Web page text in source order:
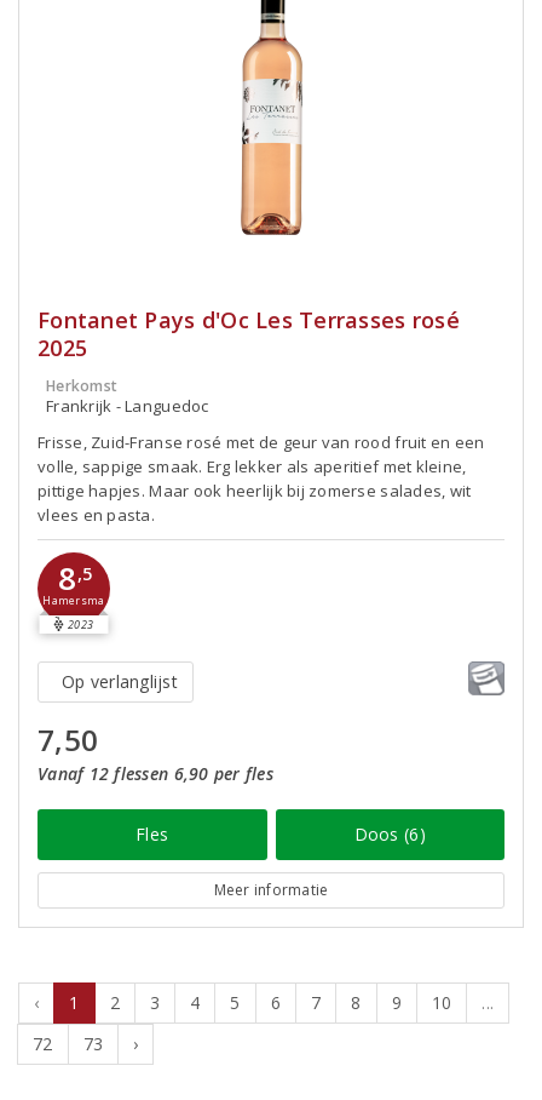
Fontanet Pays d'Oc Les Terrasses rosé
2025
Herkomst
Frankrijk - Languedoc
Frisse, Zuid-Franse rosé met de geur van rood fruit en een
volle, sappige smaak. Erg lekker als aperitief met kleine,
pittige hapjes. Maar ook heerlijk bij zomerse salades, wit
vlees en pasta.
8,5
Hamersma
2023
Op verlanglijst
7,50
Vanaf 12 flessen 6,90 per fles
Fles Doos (6)
Meer informatie
‹ 1 2 3 4 5 6 7 8 9 10
...
72
73 ›